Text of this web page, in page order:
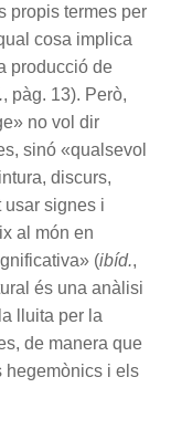
propis termes per
cosa implica
producció de
, pàg. 13). Però,
no vol dir
sinó «qualsevol
discurs,
usar signes i
al món en
(ibíd.,
és una anàlisi
lluita per la
de manera que
hegemònics i els